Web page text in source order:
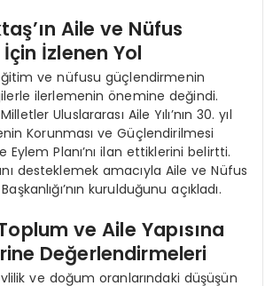
Aile ve Nüfus
İzlenen Yol
ve nüfusu güçlendirmenin
ilerlemenin önemine değindi.
Uluslararası Aile Yılı’nın 30. yıl
Korunması ve Güçlendirilmesi
Eylem Planı’nı ilan ettiklerini belirtti.
desteklemek amacıyla Aile ve Nüfus
kurulduğunu açıkladı.
ve Aile Yapısına
Değerlendirmeleri
ve doğum oranlarındaki düşüşün